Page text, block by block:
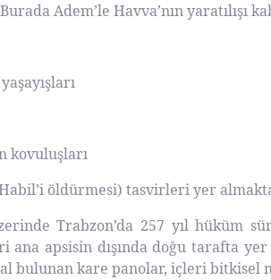
Adem’le Havva’nın yaratılışı
kovuluşları
öldürmesi) tasvirleri yer
Trabzon’da 257 yıl hüküm
apsisin dışında doğu tarafta
bulunan kare panolar, içleri bitkisel